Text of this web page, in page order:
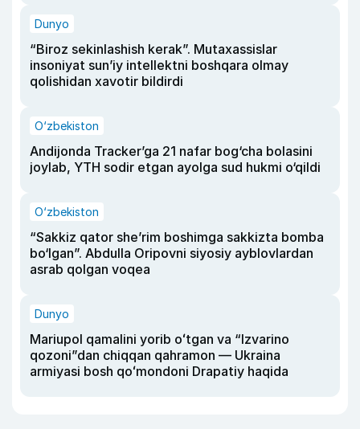
Dunyo
“Biroz sekinlashish kerak”. Mutaxassislar
insoniyat sun’iy intellektni boshqara olmay
qolishidan xavotir bildirdi
O‘zbekiston
Andijonda Tracker’ga 21 nafar bog‘cha bolasini
joylab, YTH sodir etgan ayolga sud hukmi o‘qildi
O‘zbekiston
“Sakkiz qator she’rim boshimga sakkizta bomba
bo‘lgan”. Abdulla Oripovni siyosiy ayblovlardan
asrab qolgan voqea
Dunyo
Mariupol qamalini yorib oʻtgan va “Izvarino
qozoni”dan chiqqan qahramon — Ukraina
armiyasi bosh qoʻmondoni Drapatiy haqida